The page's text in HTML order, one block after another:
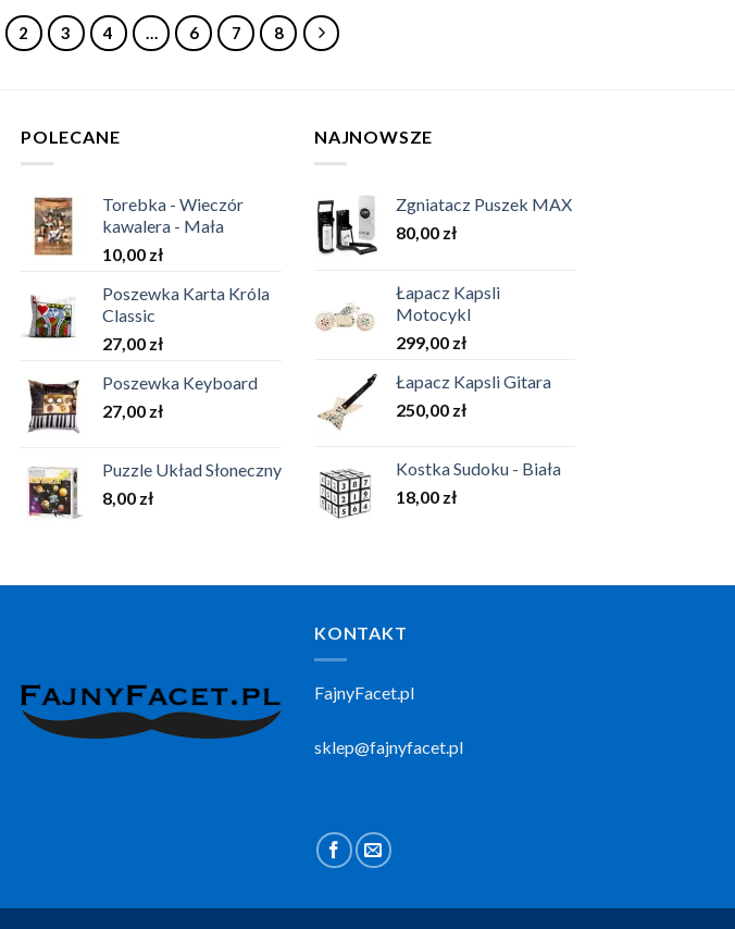
2 3 4 … 6 7 8
POLECANE
Torebka - Wieczór
kawalera - Mała
10,00 zł
Poszewka Karta Króla
Classic
27,00 zł
Poszewka Keyboard
27,00 zł
Puzzle Układ Słoneczny
8,00 zł
NAJNOWSZE
Zgniatacz Puszek MAX
80,00 zł
Łapacz Kapsli
Motocykl
299,00 zł
Łapacz Kapsli Gitara
250,00 zł
Kostka Sudoku - Biała
18,00 zł
KONTAKT
FajnyFacet.pl
sklep@fajnyfacet.pl